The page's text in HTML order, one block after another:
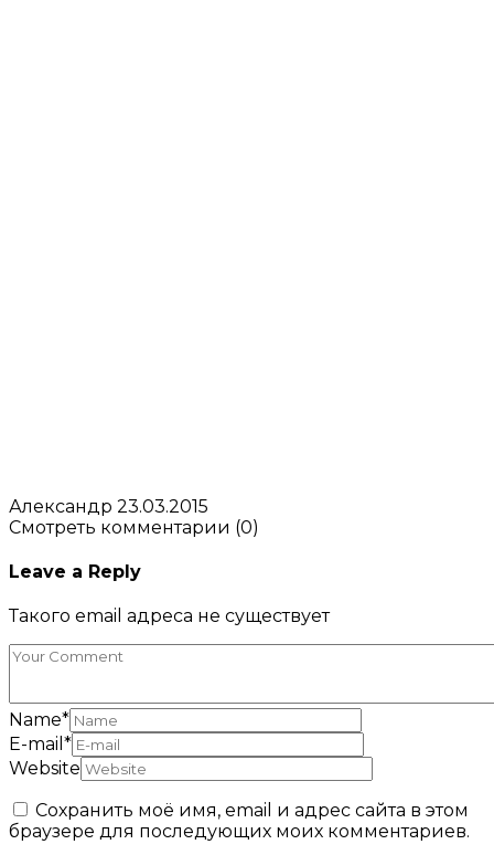
Александр 23.03.2015
Смотреть комментарии (0)
Leave a Reply
Такого email адреса не существует
Name*
E-mail *
Website
Сохранить моё имя, email и адрес сайта в этом
браузере для последующих моих комментариев.